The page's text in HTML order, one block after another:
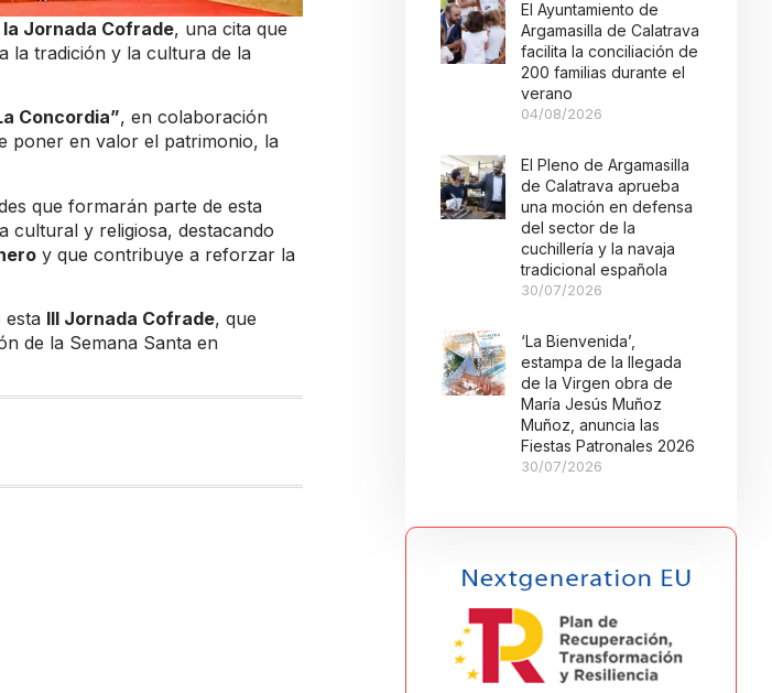
Jornada Cofrade, una cita que
la tradición y la cultura de la
Concordia”, en colaboración
poner en valor el patrimonio, la
que formarán parte de esta
cultural y religiosa, destacando
y que contribuye a reforzar la
esta III Jornada Cofrade, que
de la Semana Santa en
El Ayuntamiento de
Argamasilla de Calatrava
facilita la conciliación de
200 familias durante el
verano
04/08/2026
El Pleno de Argamasilla
de Calatrava aprueba
una moción en defensa
del sector de la
cuchillería y la navaja
tradicional española
30/07/2026
‘La Bienvenida’,
estampa de la llegada
de la Virgen obra de
María Jesús Muñoz
Muñoz, anuncia las
Fiestas Patronales 2026
30/07/2026